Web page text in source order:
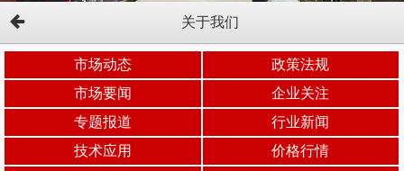
关于我们
市场动态
政策法规
市场要闻
企业关注
专题报道
行业新闻
技术应用
价格行情